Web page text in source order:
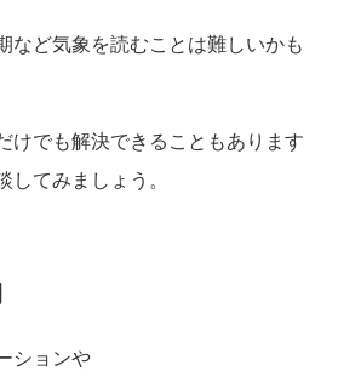
など気象を読むことは難しいかも
けでも解決できることもあります
てみましょう。
ションや